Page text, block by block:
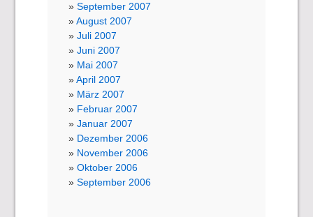
September 2007
August 2007
Juli 2007
Juni 2007
Mai 2007
April 2007
März 2007
Februar 2007
Januar 2007
Dezember 2006
November 2006
Oktober 2006
September 2006